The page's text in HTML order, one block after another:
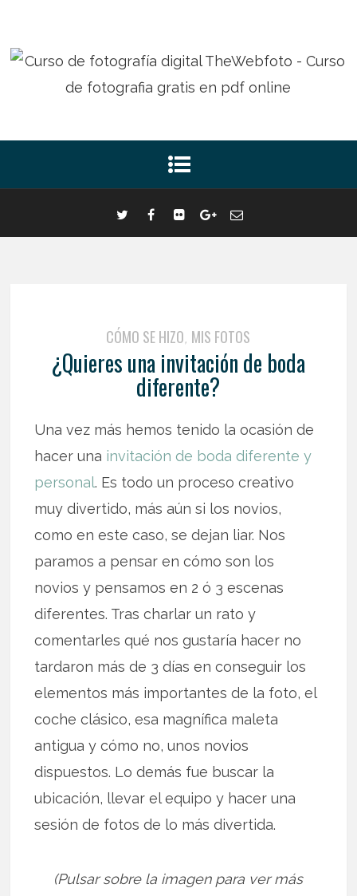
CÓMO SE HIZO, MIS FOTOS
¿Quieres una invitación de boda
diferente?
Una vez más hemos tenido la ocasión de
hacer una invitación de boda diferente y
personal. Es todo un proceso creativo
muy divertido, más aún si los novios,
como en este caso, se dejan liar. Nos
paramos a pensar en cómo son los
novios y pensamos en 2 ó 3 escenas
diferentes. Tras charlar un rato y
comentarles qué nos gustaría hacer no
tardaron más de 3 días en conseguir los
elementos más importantes de la foto, el
coche clásico, esa magnífica maleta
antigua y cómo no, unos novios
dispuestos. Lo demás fue buscar la
ubicación, llevar el equipo y hacer una
sesión de fotos de lo más divertida.
(Pulsar sobre la imagen para ver más